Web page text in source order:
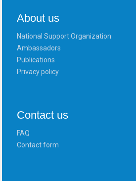
About us
National Support Organization
Ambassadors
Publications
Privacy policy
Contact us
FAQ
Contact form